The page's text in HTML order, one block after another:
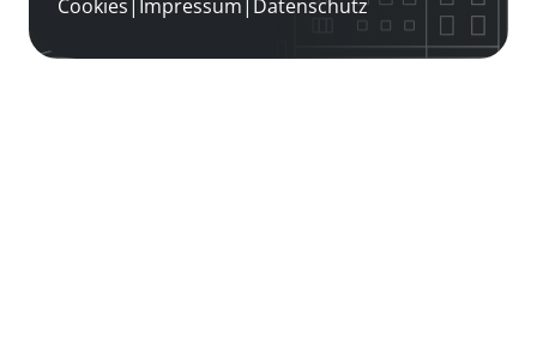
Cookies| Impressum| Datenschutz